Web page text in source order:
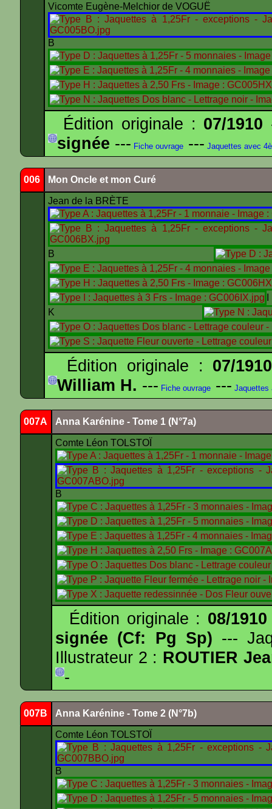
Vicomte Eugène-Melchior de VOGUË
B
Édition originale : 07/1910
signée --- Fiche ouvrage --- Jaquettes avec
006 Mon Oncle et mon Curé
Jean de la BRÈTE
B
K
Édition originale : 07/1910
William H. --- Fiche ouvrage --- Jaquettes
007A Anna Karénine - Tome 1 (N°7a)
Comte Léon TOLSTOÏ
B
Édition originale : 08/1910
signée (Cf: Pg Sp) ---
Illustrateur 2 : ROUTIER
-
007B Anna Karénine - Tome 2 (N°7b)
Comte Léon TOLSTOÏ
B